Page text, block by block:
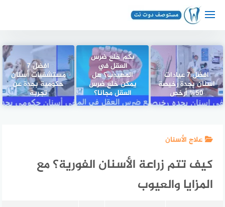
افضل 7 عيادات
اسنان بجدة رخيصة
50% أرخص
بكم خلع ضرس
العقل في
المهيدب؟ هل
يمكن خلع ضرس
العقل مجانا؟
افضل 7
مستشفيات أسنان
حكومية بجدة عن
تجربة
علاج الأسنان
كيف تتم زراعة الأسنان الفورية؟ مع
المزايا والعيوب